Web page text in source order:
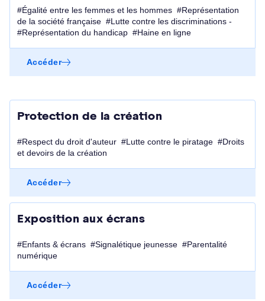
#Égalité entre les femmes et les hommes #Représentation
de la société française #Lutte contre les discriminations -
#Représentation du handicap #Haine en ligne
Accéder
Protection de la création
#Respect du droit d'auteur #Lutte contre le piratage #Droits
et devoirs de la création
Accéder
Exposition aux écrans
#Enfants & écrans #Signalétique jeunesse #Parentalité
numérique
Accéder